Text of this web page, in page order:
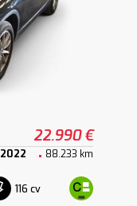
22.990 €
2022 88.233 km
116 cv